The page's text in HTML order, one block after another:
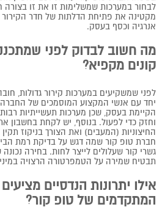
לבחור במערכות שמשלימות זו את זו
מקטינה את פתיחת הדלתות של חדר הקירור
אנרגיה וכסף בעסק.
מה חשוב לבדוק לפני
קונים מקפיא?
לפני שמשקיעים במערכות קירור גדולות,
יחד עם אנשי המקצוע המוסמכים של
הקיימת בעסק, שכן מערכות תעשייתיות
וחזק כדי לפעול. בנוסף, יש לקחת בחשבון
החיצוניות (המעבים) ואת הצורך בניקוז
חברת טופ קור שמה דגש על בדיקת רמת
גשרי קור שעלולים לייצר לחות. בחירה
תבטיח שמירה על הטמפרטורה הרצויה
אילו יתרונות הנדסיים
המתקדמים של טופ קור?